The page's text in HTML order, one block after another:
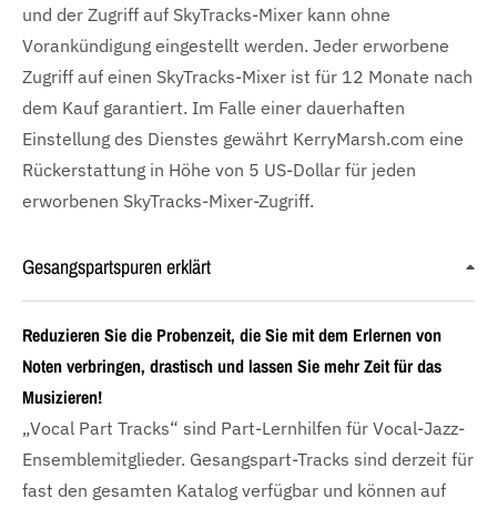
und der Zugriff auf SkyTracks-Mixer kann ohne
Vorankündigung eingestellt werden. Jeder erworbene
Zugriff auf einen SkyTracks-Mixer ist für 12 Monate nach
dem Kauf garantiert. Im Falle einer dauerhaften
Einstellung des Dienstes gewährt KerryMarsh.com eine
Rückerstattung in Höhe von 5 US-Dollar für jeden
erworbenen SkyTracks-Mixer-Zugriff.
Gesangspartspuren erklärt
Reduzieren Sie die Probenzeit, die Sie mit dem Erlernen von
Noten verbringen, drastisch und lassen Sie mehr Zeit für das
Musizieren!
„Vocal Part Tracks“ sind Part-Lernhilfen für Vocal-Jazz-
Ensemblemitglieder. Gesangspart-Tracks sind derzeit für
fast den gesamten Katalog verfügbar und können auf